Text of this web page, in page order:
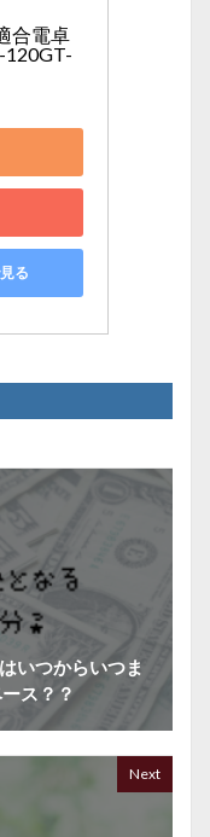
合電卓
120GT-
る
いつからいつま
ス？？
Next